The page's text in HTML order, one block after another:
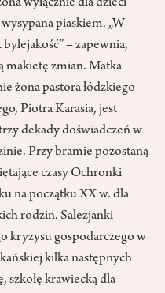
wyłącznie dla dzieci
piaskiem. „W
– zapewnia,
makietę zmian. Matka
żona pastora łódzkiego
Piotra Karasia, jest
dekady doświadczeń w
Przy bramie pozostaną
czasy Ochronki
na początku XX w. dla
rodzin. Salezjanki
kryzysu gospodarczego w
kilka następnych
szkołę krawiecką dla